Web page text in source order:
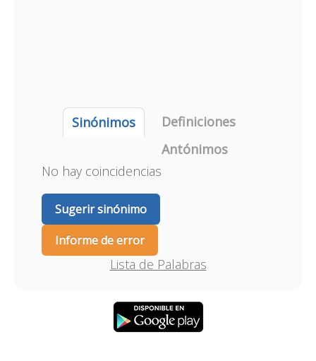
Sinónimos
Definiciones
Antónimos
No hay coincidencias
Sugerir sinónimo
Informe de error
Lista de Palabras